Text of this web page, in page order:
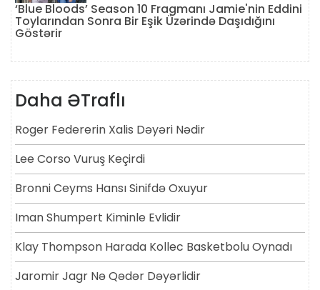
‘Blue Bloods’ Season 10 Fragmanı Jamie'nin Eddini
Toylarından Sonra Bir Eşik Üzərində Daşıdığını
Göstərir
Daha ƏTraflı
Roger Federerin Xalis Dəyəri Nədir
Lee Corso Vuruş Keçirdi
Bronni Ceyms Hansı Sinifdə Oxuyur
Iman Shumpert Kiminle Evlidir
Klay Thompson Harada Kollec Basketbolu Oynadı
Jaromir Jagr Nə Qədər Dəyərlidir